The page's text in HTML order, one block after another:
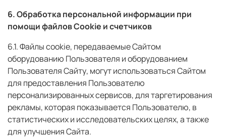
6. Обработка персональной информации при
помощи файлов Cookie и счетчиков
6.1. Файлы cookie, передаваемые Сайтом
оборудованию Пользователя и оборудованием
Пользователя Сайту, могут использоваться Сайтом
для предоставления Пользователю
персонализированных сервисов, для таргетирования
рекламы, которая показывается Пользователю, в
статистических и исследовательских целях, а также
для улучшения Сайта.